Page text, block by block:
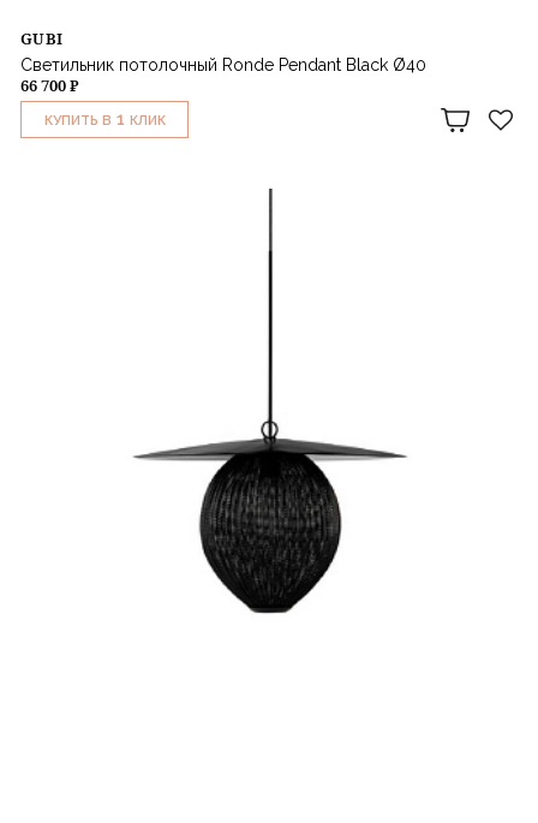
GUBI
Светильник потолочный Ronde Pendant Black Ø40
66 700 ₽
КУПИТЬ В 1 КЛИК